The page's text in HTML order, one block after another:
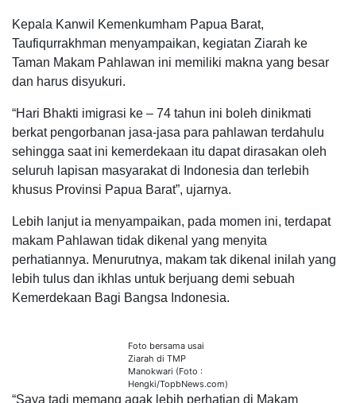
Kepala Kanwil Kemenkumham Papua Barat,
Taufiqurrakhman menyampaikan, kegiatan Ziarah ke
Taman Makam Pahlawan ini memiliki makna yang besar
dan harus disyukuri.
“Hari Bhakti imigrasi ke – 74 tahun ini boleh dinikmati
berkat pengorbanan jasa-jasa para pahlawan terdahulu
sehingga saat ini kemerdekaan itu dapat dirasakan oleh
seluruh lapisan masyarakat di Indonesia dan terlebih
khusus Provinsi Papua Barat”, ujarnya.
Lebih lanjut ia menyampaikan, pada momen ini, terdapat
makam Pahlawan tidak dikenal yang menyita
perhatiannya. Menurutnya, makam tak dikenal inilah yang
lebih tulus dan ikhlas untuk berjuang demi sebuah
Kemerdekaan Bagi Bangsa Indonesia.
Foto bersama usai
Ziarah di TMP
Manokwari (Foto :
Hengki/TopbNews.com)
“Saya tadi memang agak lebih perhatian di Makam